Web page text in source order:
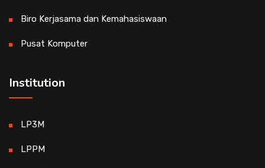
Biro Kerjasama dan Kemahasiswaan
Pusat Komputer
Institution
LP3M
LPPM